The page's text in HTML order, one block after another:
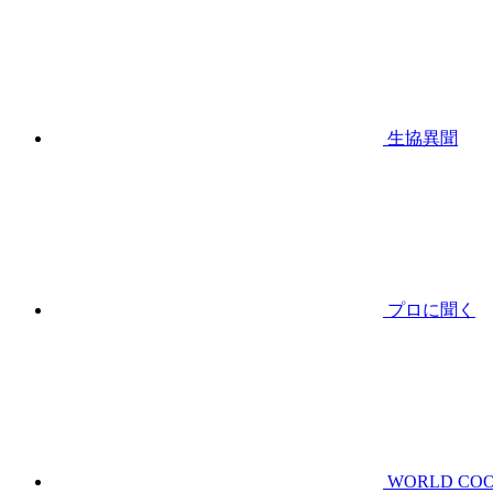
生協異聞
プロに聞く
WORLD